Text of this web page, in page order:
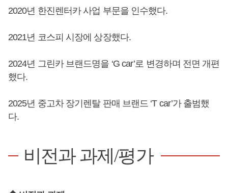
2020년 한진렌터카 사업 부문을 인수했다.
2021년 코스피 시장에 상장했다.
2024년 그린카 브랜드명을 ‘G car’로 변경하며 전면 개편
했다.
2025년 중고차 장기렌탈 판매 브랜드 ‘T car’가 출범했
다.
비전과 과제/평가